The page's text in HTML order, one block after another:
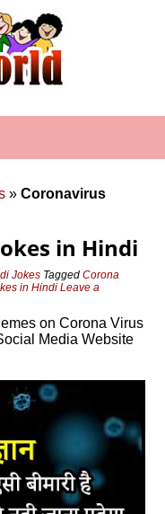
»Coronavirus
in Hindi
Jokes TaggedCorona
in Hindi Leave a
on Corona Virus
Media Website